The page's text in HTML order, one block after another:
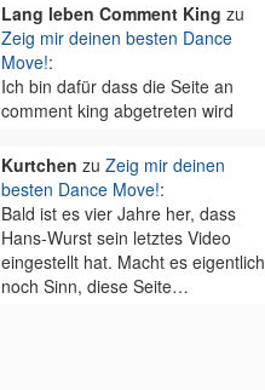
Lang leben Comment King zu
Zeig mir deinen besten Dance
Move!:
Ich bin dafür dass die Seite an
comment king abgetreten wird
Kurtchen zu Zeig mir deinen
besten Dance Move!:
Bald ist es vier Jahre her, dass
Hans-Wurst sein letztes Video
eingestellt hat. Macht es eigentlich
noch Sinn, diese Seite…